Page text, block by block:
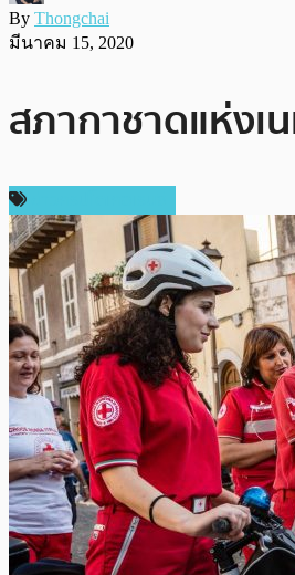
By Thongchai
มีนาคม 15, 2020
สภากาชาดแห่งเ